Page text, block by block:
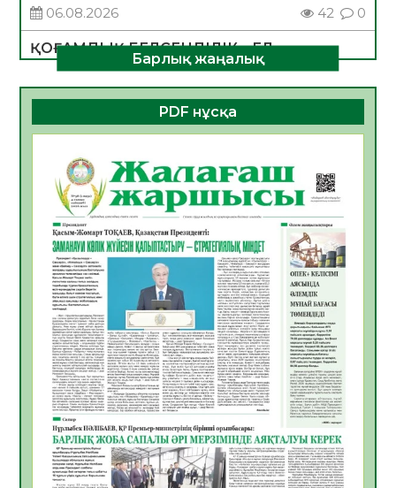
06.08.2026
42 0
ҚОҒАМДЫҚ БЕЛСЕНДІЛІК – ЕЛ
ДАМУЫНЫҢ НЕГІЗІ
06.08.2026
39 0
ҚҰРЫЛТАЙ САЙЛАУЫ – БОЛАШАҚҚА
БАСТАР ЖАУАПТЫ ТАҢДАУ
06.08.2026
Инфекциялық ауруларға қарсы иммундау
жұмыстарының тиімділігі
06.08.2026
44
Көкжөтел ауруы туралы
06.08.2026
39
АПВ вакцинасы туралы мәлімет
06.08.2026
39
Open Air: Қызылорда облысы полиция
департаменті 20 мыңнан астам
көрерменнің қауіпсіздігін қамтамасыз етті
06.08.2026
51
ҚЫЗЫЛОРДАДА «САНАЛЫ ҰРПАҚ –
Барлық жаңалық
PDF нұсқа